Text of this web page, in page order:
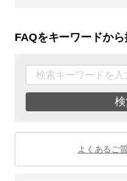
FAQをキーワードから
よくあるご